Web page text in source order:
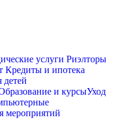
услуги Риэлторы
Кредиты и ипотека
детей
и курсыУход
мероприятий